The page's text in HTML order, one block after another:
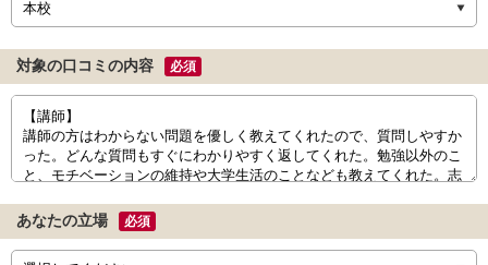
対象の口コミの内容 必須
あなたの立場 必須